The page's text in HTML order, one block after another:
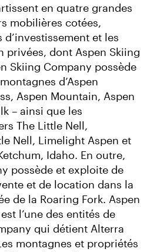
en quatre grandes
mobilières cotées,
et les
privées, dont Aspen Skiing
Skiing Company possède
d’Aspen
Aspen Mountain, Aspen
– ainsi que les
The Little Nell,
Nell, Limelight Aspen et
Idaho. En outre,
possède et exploite de
et de location dans la
de la Roaring Fork. Aspen
l’une des entités de
qui détient Alterra
montagnes et propriétés